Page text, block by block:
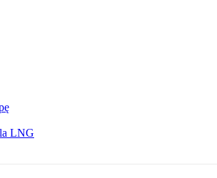
LNG